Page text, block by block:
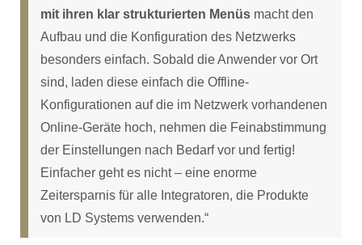
mit ihren klar strukturierten Menüs macht den
Aufbau und die Konfiguration des Netzwerks
besonders einfach. Sobald die Anwender vor Ort
sind, laden diese einfach die Offline-
Konfigurationen auf die im Netzwerk vorhandenen
Online-Geräte hoch, nehmen die Feinabstimmung
der Einstellungen nach Bedarf vor und fertig!
Einfacher geht es nicht – eine enorme
Zeitersparnis für alle Integratoren, die Produkte
von LD Systems verwenden.“